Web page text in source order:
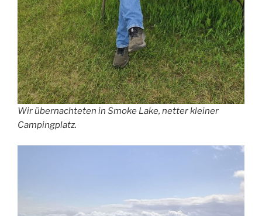
Wir übernachteten in Smoke Lake, netter kleiner
Campingplatz.